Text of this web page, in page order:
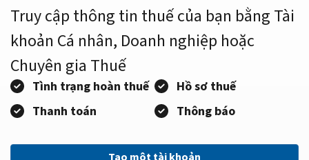
Truy cập thông tin thuế của bạn bằng Tài
khoản Cá nhân, Doanh nghiệp hoặc
Chuyên gia Thuế
Tình trạng hoàn thuế
Hồ sơ thuế
Thanh toán
Thông báo
Tạo một tài khoản